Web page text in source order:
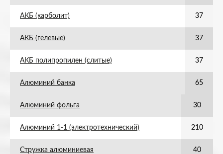
АКБ (карболит) 37
АКБ (гелевые) 37
АКБ полипропилен (слитые) 37
Алюминий банка 65
Алюминий фольга 30
Алюминий 1-1 (электротехнический) 210
Стружка алюминиевая 40